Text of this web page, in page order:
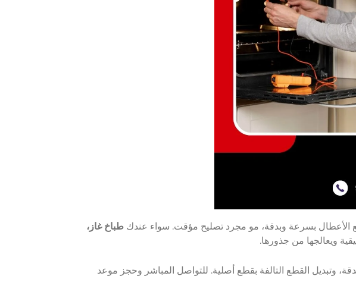
بسرعة وبدقة، مو مجرد تصليح مؤقت. سواء عندك طباخ غاز،
ويعالجها من جذورها.
وتبديل القطع التالفة بقطع أصلية. للتواصل المباشر وحجز موعد